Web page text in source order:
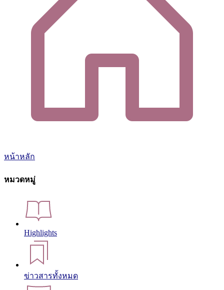
หน้าหลัก
หมวดหมู่
Highlights
ข่าวสารทั้งหมด